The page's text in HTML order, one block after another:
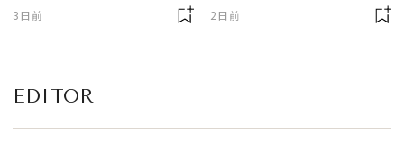
3日前 2日前
EDITOR